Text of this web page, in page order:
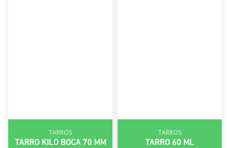
TARROS
TARRO KILO BOCA 70 MM
TARROS
TARRO 60 ML